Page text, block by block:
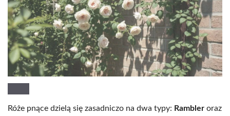
Róże pnące dzielą się zasadniczo na dwa typy: Rambler oraz